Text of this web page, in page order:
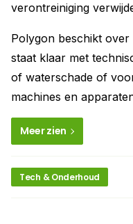
verontreiniging
Polygon beschikt
staat klaar met
of waterschade of
machines en
Meer zien
Tech & Onderhoud